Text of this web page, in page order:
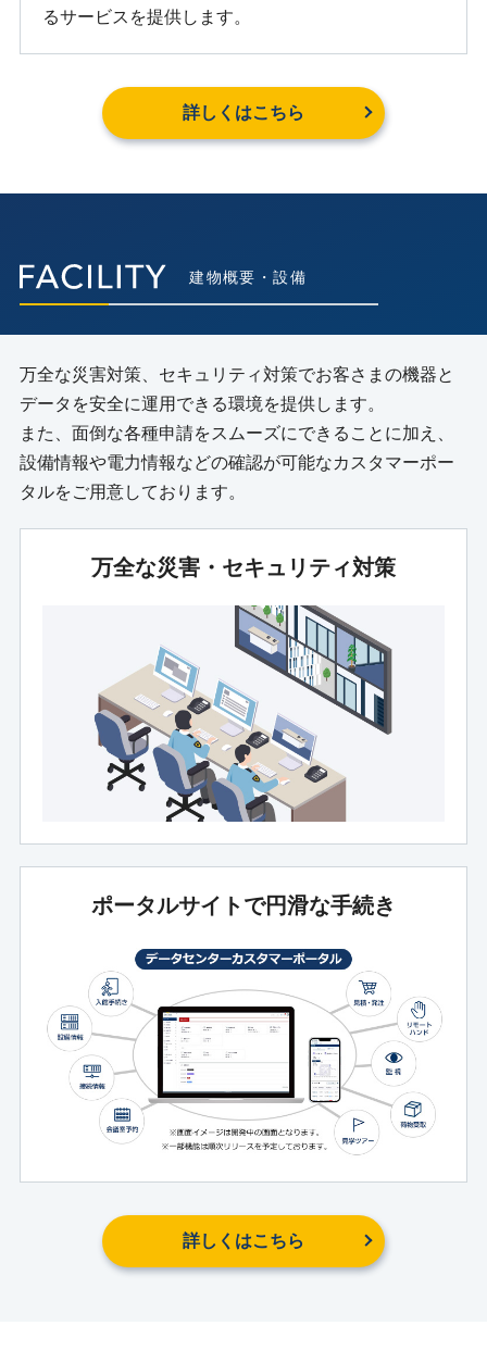
るサービスを提供します。
詳しくはこちら
建物概要・設備
万全な災害対策、セキュリティ対策でお客さまの機器と
データを安全に運用できる環境を提供します。
また、面倒な各種申請をスムーズにできることに加え、
設備情報や電力情報などの確認が可能なカスタマーポー
タルをご用意しております。
万全な災害・セキュリティ対策
ポータルサイトで円滑な手続き
詳しくはこちら